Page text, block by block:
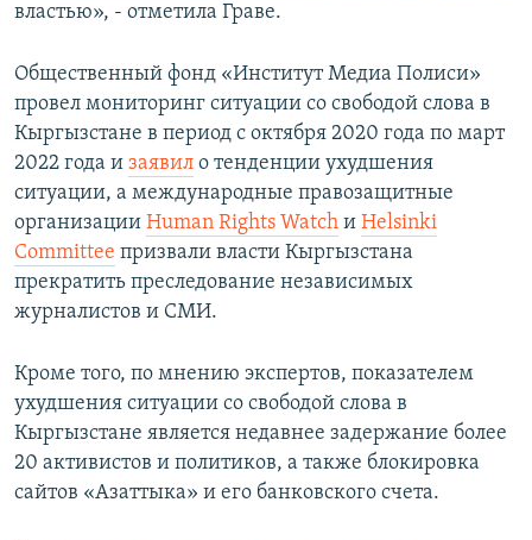
властью», - отметила Граве.
Общественный фонд «Институт Медиа Полиси»
провел мониторинг ситуации со свободой слова в
Кыргызстане в период с октября 2020 года по март
2022 года и заявил о тенденции ухудшения
ситуации, а международные правозащитные
организации Human Rights Watch и Helsinki
Committee призвали власти Кыргызстана
прекратить преследование независимых
журналистов и СМИ.
Кроме того, по мнению экспертов, показателем
ухудшения ситуации со свободой слова в
Кыргызстане является недавнее задержание более
20 активистов и политиков, а также блокировка
сайтов «Азаттыка» и его банковского счета.